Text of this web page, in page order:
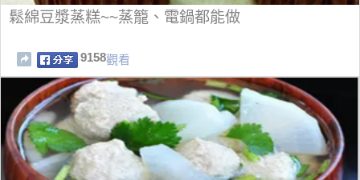
鬆綿豆漿蒸糕~~蒸籠、電鍋都能做
9158觀看